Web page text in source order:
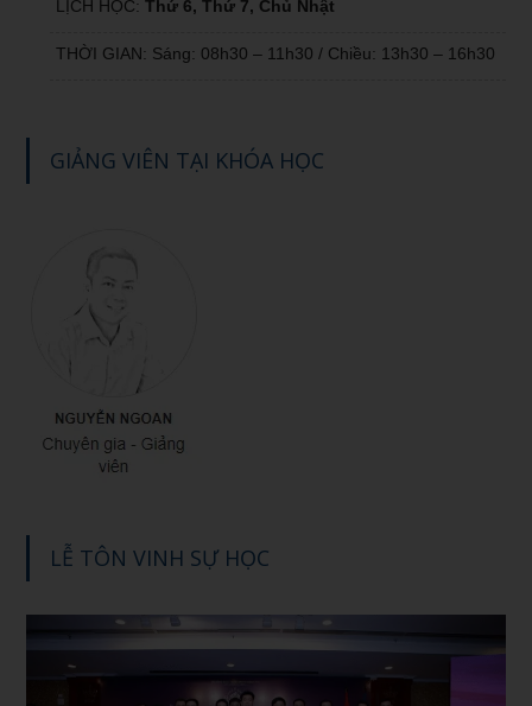
LỊCH HỌC: Thứ 6, Thứ 7, Chủ Nhật
THỜI GIAN: Sáng: 08h30 – 11h30 / Chiều: 13h30 – 16h30
GIẢNG VIÊN TẠI KHÓA HỌC
LỄ TÔN VINH SỰ HỌC